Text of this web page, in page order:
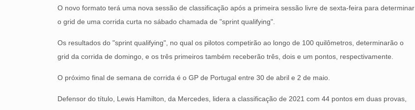
O novo formato terá uma nova sessão de classificação após a primeira sessão livre de sexta-feira para determinar
o grid de uma corrida curta no sábado chamada de "sprint qualifying".
Os resultados do "sprint qualifying", no qual os pilotos competirão ao longo de 100 quilômetros, determinarão o
grid da corrida de domingo, e os três primeiros também receberão três, dois e um pontos, respectivamente.
O próximo final de semana de corrida é o GP de Portugal entre 30 de abril e 2 de maio.
Defensor do título, Lewis Hamilton, da Mercedes, lidera a classificação de 2021 com 44 pontos em duas provas,